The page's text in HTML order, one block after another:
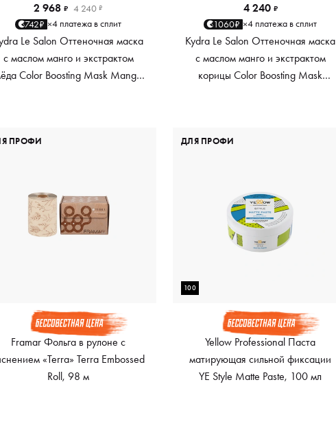
2 968 ₽ 4 240 ₽
742₽ ×4 платежа в сплит
Le Salon Оттеночная маска
с маслом манго и экстрактом
Color Boosting Mask Mango
4 240 ₽
1060₽ ×4 платежа в сплит
Kydra Le Salon Оттеночная маска
с маслом манго и экстрактом
корицы Color Boosting Mask
Framar Фольга в рулоне с
«Terra» Terra Embossed
Roll, 98 м
ПРОФИ
100
Yellow Professional Паста
матирующая сильной фиксации
YE Style Matte Paste, 100 мл
ДЛЯ ПРОФИ